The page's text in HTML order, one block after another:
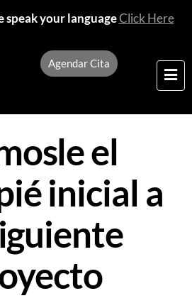
speak your languageClick Here
Agendar Cita
el
inicial a